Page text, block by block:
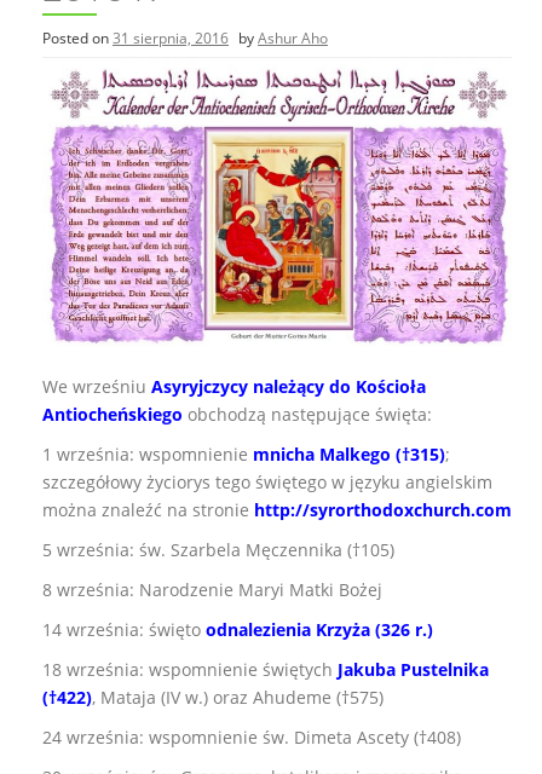
Posted on31 sierpnia, 2016 byAshur Aho
We wrześniu Asyryjczycy należący do Kościoła
Antiocheńskiego obchodzą następujące święta:
1 września: wspomnienie mnicha Malkego (†315);
szczegółowy życiorys tego świętego w języku angielskim
można znaleźć na stronie http://syrorthodoxchurch.com
5 września: św. Szarbela Męczennika (†105)
8 września: Narodzenie Maryi Matki Bożej
14 września: święto odnalezienia Krzyża (326 r.)
18 września: wspomnienie świętych Jakuba Pustelnika
(†422), Mataja (IV w.) oraz Ahudeme (†575)
24 września: wspomnienie św. Dimeta Ascety (†408)